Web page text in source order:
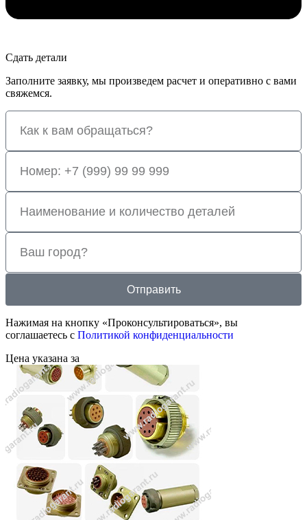
Сдать детали
Заполните заявку, мы произведем расчет и оперативно с вами
свяжемся.
Отправить
Нажимая на кнопку «Проконсультироваться», вы
соглашаетесь с Политикой конфиденциальности
Цена указана за